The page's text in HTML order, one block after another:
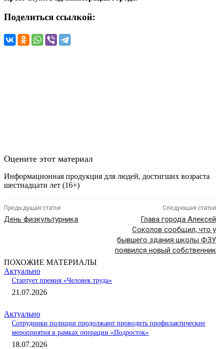
Поделиться ссылкой:
Оцените этот материал
Информационная продукция для людей, достигших возраста
шестнадцати лет (16+)
Предыдущая статья
День физкультурника
Следующая статья
Глава города Алексей
Соколов сообщил, что у
бывшего здания школы ФЗУ
появился новый собственник
ПОХОЖИЕ МАТЕРИАЛЫ
Актуально
Стартует премия «Человек труда»
21.07.2026
Актуально
Сотрудники полиции продолжают проводить профилактические
мероприятия в рамках операции «Подросток»
18.07.2026